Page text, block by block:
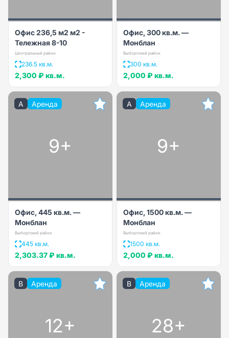
Офис 236,5 м2 м2 -
Тележная 8-10
Центральный район
236.5 кв.м.
2,300 ₽ кв.м.
Офис, 300 кв.м. —
Монблан
Выборгский район
300 кв.м.
2,000 ₽ кв.м.
A Аренда
9+
Офис, 445 кв.м. —
Монблан
Выборгский район
445 кв.м.
2,303.37 ₽ кв.м.
A Аренда
9+
Офис, 1500 кв.м. —
Монблан
Выборгский район
1500 кв.м.
2,000 ₽ кв.м.
B Аренда
12+
B Аренда
28+